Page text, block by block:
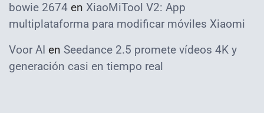
bowie 2674 en XiaoMiTool V2: App
multiplataforma para modificar móviles Xiaomi
Voor AI en Seedance 2.5 promete vídeos 4K y
generación casi en tiempo real